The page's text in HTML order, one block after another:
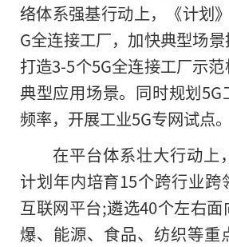
络体系强基行动上，《计划
G全连接工厂，加快典型场
打造3-5个5G全连接工厂示
典型应用场景。同时规划5G
频率，开展工业5G专网试点。
在平台体系壮大行动上
计划年内培育15个跨行业跨
互联网平台;遴选40个左右
爆、能源、食品、纺织等重